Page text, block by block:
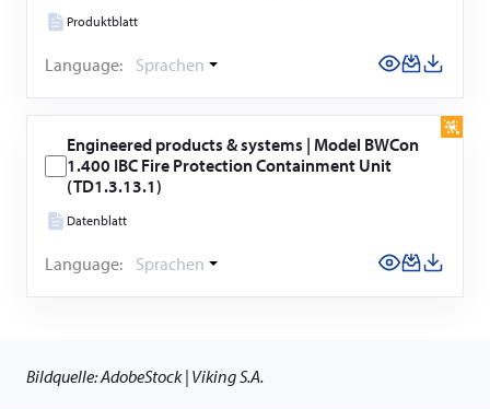
Produktblatt
Language: Sprachen
Engineered products & systems | Model BWCon
1.400 IBC Fire Protection Containment Unit
(TD1.3.13.1)
Datenblatt
Language: Sprachen
Bildquelle: AdobeStock | Viking S.A.